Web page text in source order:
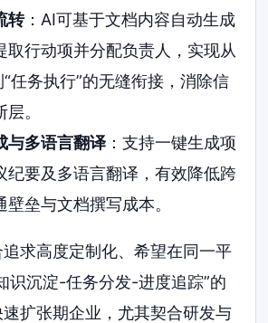
转：AI可基于文档内容自动生成
取行动项并分配负责人，实现从
“任务执行”的无缝衔接，消除信
。
与多语言翻译：支持一键生成项
纪要及多语言翻译，有效降低跨
垒与文档撰写成本。
追求高度定制化、希望在同一平
识沉淀-任务分发-进度追踪”的
扩张期企业，尤其契合研发与